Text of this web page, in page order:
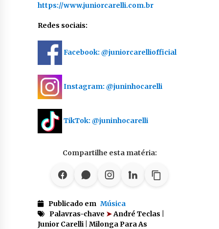
https://www.juniorcarelli.com.br
Redes sociais:
Facebook: @juniorcarelliofficial
Instagram: @juninhocarelli
TikTok: @juninhocarelli
Compartilhe esta matéria:
Publicado em Música
Palavras-chave ➤André Teclas |
Junior Carelli | Milonga Para As